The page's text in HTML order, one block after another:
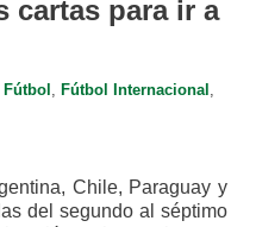
cartas para ir a
Fútbol , Fútbol Internacional ,
Chile, Paraguay y
del segundo al séptimo